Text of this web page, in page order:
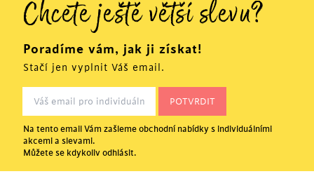
Chcete ještě větší slevu?
Poradíme vám, jak ji získat!
Stačí jen vyplnit Váš email.
Na tento email Vám zašleme obchodní nabídky s individuálními
akcemi a slevami.
Můžete se kdykoliv odhlásit.